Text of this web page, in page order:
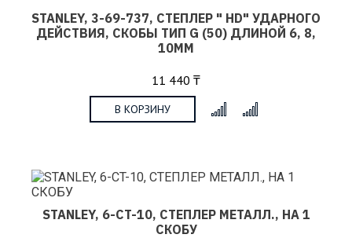
STANLEY, 3-69-737, СТЕПЛЕР " HD" УДАРНОГО
ДЕЙСТВИЯ, СКОБЫ ТИП G (50) ДЛИНОЙ 6, 8,
10ММ
11 440 ₸
В КОРЗИНУ
STANLEY, 6-CT-10, СТЕПЛЕР МЕТАЛЛ., НА 1
СКОБУ